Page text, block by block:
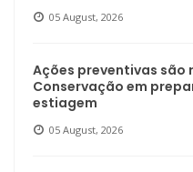
05 August, 2026
Ações preventivas são
Conservação em
estiagem
05 August, 2026